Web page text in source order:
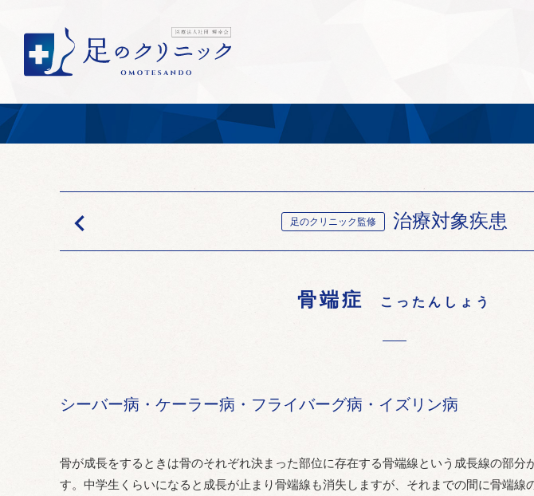
足のクリニック監修 治療対象疾患

骨端症 こったんしょう
シーバー病・ケーラー病・フライバーグ病・イズリン病
骨が成長をするときは骨のそれぞれ決まった部位に存在する骨端線という成長線の部分
す。中学生くらいになると成長が止まり骨端線も消失しますが、それまでの間に骨端線